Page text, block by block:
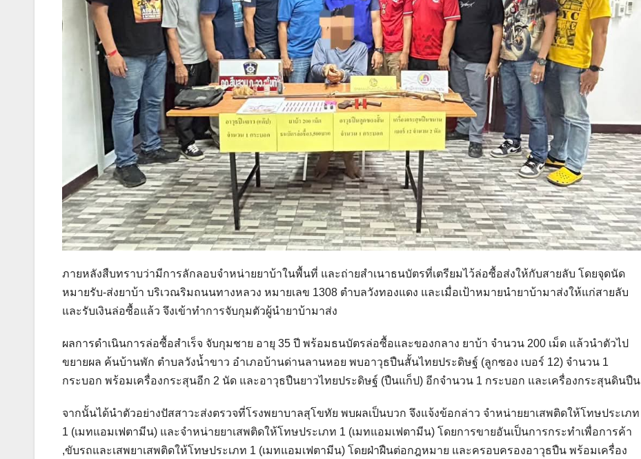
ภายหลังสืบทราบว่ามีการลักลอบจำหน่ายยาบ้าในพื้นที่ และถ่ายสำเนาธนบัตรที่เตรียมไว้ล่อซื้อส่งให้กับสายลับ โดยจุดนัด
หมายรับ-ส่งยาบ้า บริเวณริมถนนทางหลวง หมายเลข 1308 ตำบลวังทองแดง และเมื่อเป้าหมายนำยาบ้ามาส่งให้แก่สายลับ
และรับเงินล่อซื้อแล้ว จึงเข้าทำการจับกุมตัวผู้นำยาบ้ามาส่ง
ผลการดำเนินการล่อซื้อสำเร็จ จับกุมชาย อายุ 35 ปี พร้อมธนบัตรล่อซื้อและของกลาง ยาบ้า จำนวน 200 เม็ด แล้วนำตัวไป
ขยายผล ค้นบ้านพัก ตำบลวังน้ำขาว อำเภอบ้านด่านลานหอย พบอาวุธปืนสั้นไทยประดิษฐ์ (ลูกซอง เบอร์ 12) จำนวน 1
กระบอก พร้อมเครื่องกระสุนอีก 2 นัด และอาวุธปืนยาวไทยประดิษฐ์ (ปืนแก็ป) อีกจำนวน 1 กระบอก และเครื่องกระสุนดินปืน
จากนั้นได้นำตัวอย่างปัสสาวะส่งตรวจที่โรงพยาบาลสุโขทัย พบผลเป็นบวก จึงแจ้งข้อกล่าว จำหน่ายยาเสพติดให้โทษประเภท
1 (เมทแอมเฟตามีน) และจำหน่ายยาเสพติดให้โทษประเภท 1 (เมทแอมเฟตามีน) โดยการขายอันเป็นการกระทำเพื่อการค้า
,ขับรถและเสพยาเสพติดให้โทษประเภท 1 (เมทแอมเฟตามีน) โดยฝ่าฝืนต่อกฎหมาย และครอบครองอาวุธปืน พร้อมเครื่อง